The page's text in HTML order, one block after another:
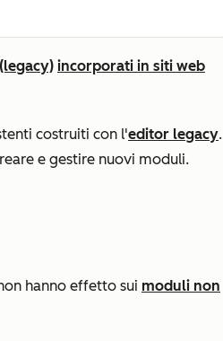
incorporati in siti web
costruiti con l'editor legacy.
e gestire nuovi moduli.
hanno effetto sui moduli non